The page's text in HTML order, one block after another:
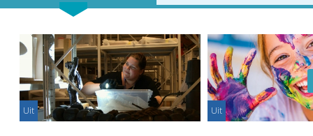
Uit Uit